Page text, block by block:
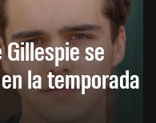
se
la temporada